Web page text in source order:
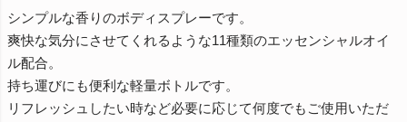
シンプルな香りのボディスプレーです。
爽快な気分にさせてくれるような11種類のエッセンシャルオイ
ル配合。
持ち運びにも便利な軽量ボトルです。
リフレッシュしたい時など必要に応じて何度でもご使用いただ